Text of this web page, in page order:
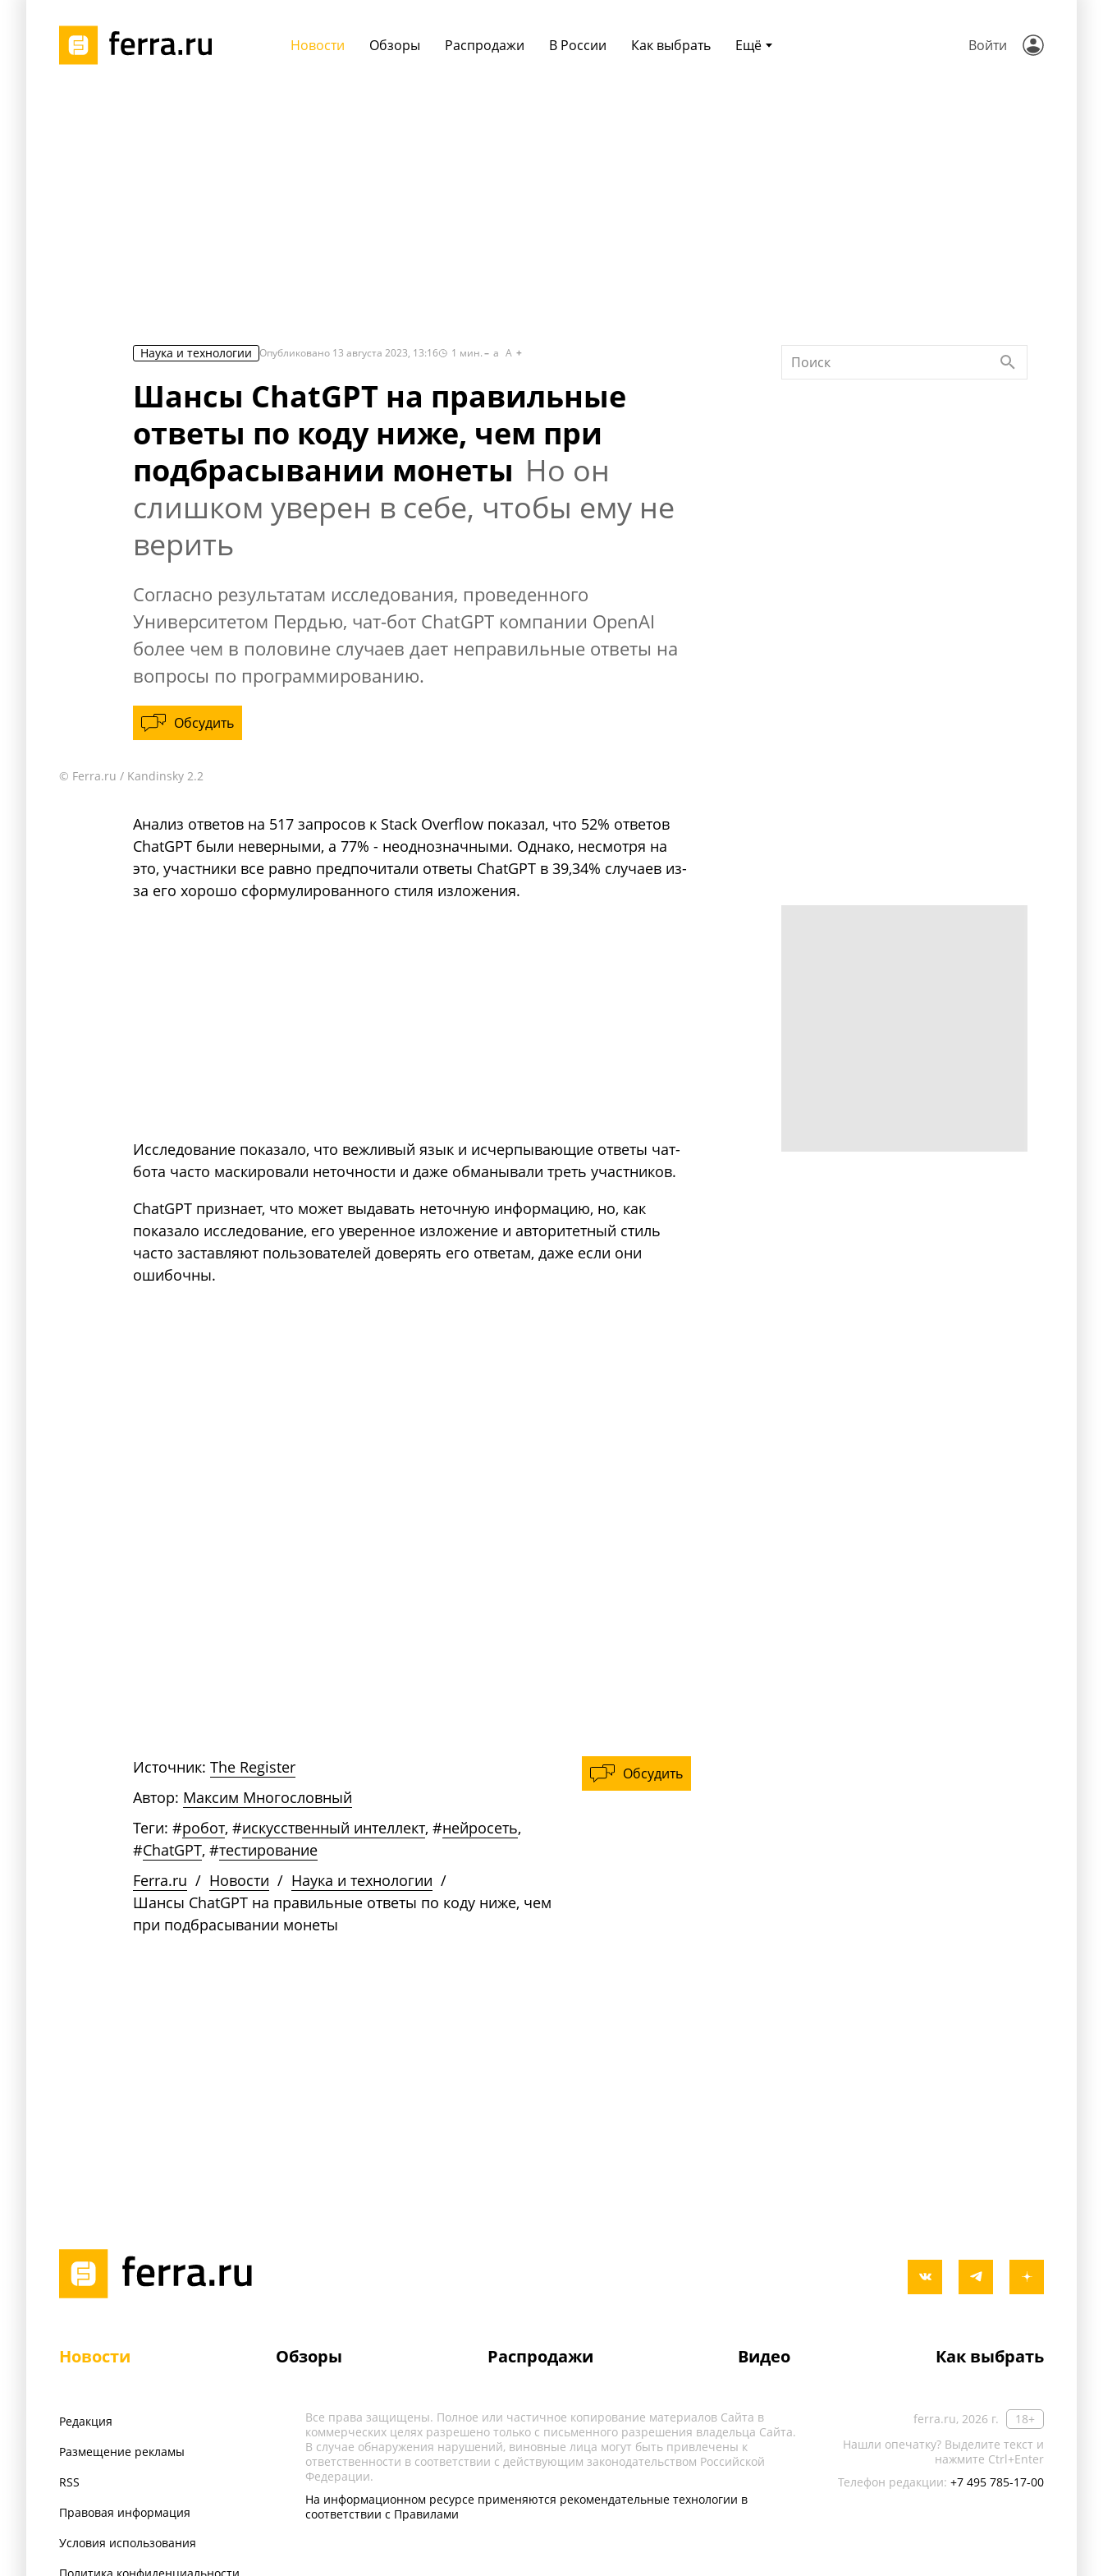
Ещё
Новости Обзоры Распродажи В России Как выбрать Войти
Наука и технологии Опубликовано 13 августа 2023, 13:16 1 мин. a A
Шансы ChatGPT на правильные
ответы по коду ниже, чем при
подбрасывании монеты Но он
слишком уверен в себе, чтобы ему не
верить
Согласно результатам исследования, проведенного
Университетом Пердью, чат-бот ChatGPT компании OpenAI
более чем в половине случаев дает неправильные ответы на
вопросы по программированию.
Обсудить
© Ferra.ru / Kandinsky 2.2
Анализ ответов на 517 запросов к Stack Overflow показал, что 52% ответов
ChatGPT были неверными, а 77% - неоднозначными. Однако, несмотря на
это, участники все равно предпочитали ответы ChatGPT в 39,34% случаев из-
за его хорошо сформулированного стиля изложения.
Исследование показало, что вежливый язык и исчерпывающие ответы чат-
бота часто маскировали неточности и даже обманывали треть участников.
ChatGPT признает, что может выдавать неточную информацию, но, как
показало исследование, его уверенное изложение и авторитетный стиль
часто заставляют пользователей доверять его ответам, даже если они
ошибочны.
Обсудить
Источник: The Register
Автор: Максим Многословный
Теги: #робот, #искусственный интеллект, #нейросеть,
#ChatGPT, #тестирование
Ferra.ru / Новости / Наука и технологии /
Шансы ChatGPT на правильные ответы по коду ниже, чем
при подбрасывании монеты
Новости Обзоры Распродажи Видео Как выбрать
Редакция
Размещение рекламы
RSS
Правовая информация
Условия использования
ferra.ru, 2026 г.
18+
Нашли опечатку? Выделите текст и
нажмите Ctrl+Enter
Телефон редакции: +7 495 785-17-00
Все права защищены. Полное или частичное копирование материалов Сайта в
коммерческих целях разрешено только с письменного разрешения владельца Сайта.
В случае обнаружения нарушений, виновные лица могут быть привлечены к
ответственности в соответствии с действующим законодательством Российской
Федерации.
На информационном ресурсе применяются рекомендательные технологии в
соответствии с Правилами